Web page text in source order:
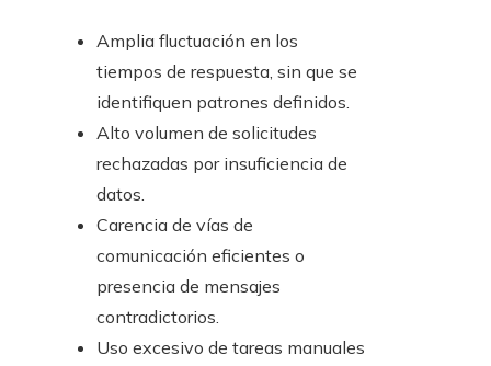
Amplia fluctuación en los
tiempos de respuesta, sin que se
identifiquen patrones definidos.
Alto volumen de solicitudes
rechazadas por insuficiencia de
datos.
Carencia de vías de
comunicación eficientes o
presencia de mensajes
contradictorios.
Uso excesivo de tareas manuales